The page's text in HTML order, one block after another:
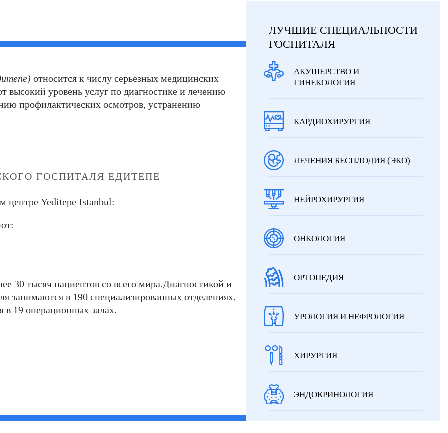
относится к числу серьезных медицинских
высокий уровень услуг по диагностике и лечению
профилактических осмотров, устранению
ГОСПИТАЛЯ ЕДИТЕПЕ
центре Yeditepe Istanbul:
30 тысяч пациентов со всего мира.Диагностикой и
занимаются в 190 специализированных отделениях.
в 19 операционных залах.
ЛУЧШИЕ СПЕЦИАЛЬНОСТИ
ГОСПИТАЛЯ
АКУШЕРСТВО И
ГИНЕКОЛОГИЯ
КАРДИОХИРУРГИЯ
ЛЕЧЕНИЯ БЕСПЛОДИЯ (ЭКО)
НЕЙРОХИРУРГИЯ
ОНКОЛОГИЯ
ОРТОПЕДИЯ
УРОЛОГИЯ И НЕФРОЛОГИЯ
ХИРУРГИЯ
ЭНДОКРИНОЛОГИЯ